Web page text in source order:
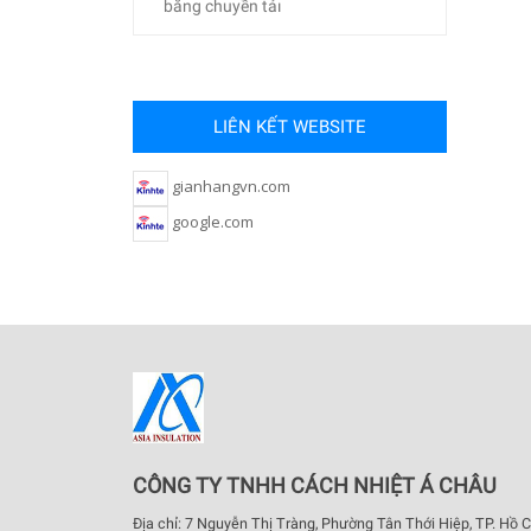
băng chuyền tảı
LIÊN KẾT WEBSITE
gianhangvn.com
google.com
CÔNG TY TNHH CÁCH NHIỆT Á CHÂU
Địa chỉ: 7 Nguyễn Thị Tràng, Phường Tân Thới Hiệp, TP. Hồ